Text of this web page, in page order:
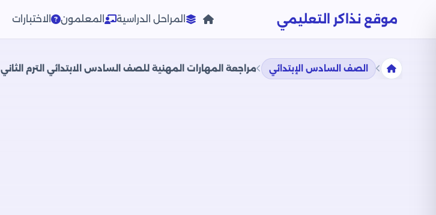
موقع نذاكر التعليمي المراحل الدراسية المعلمون الاختبارات
الصف السادس الإبتدائي مراجعة المهارات المهنية للصف السادس الابتدائي الترم الثاني PDF بالاجابات من سلاح التلميذ